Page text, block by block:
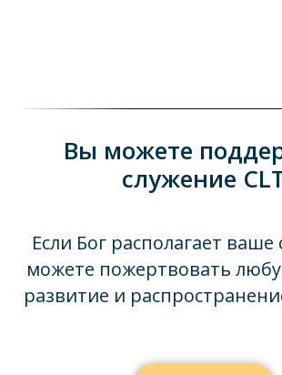
Вы можете
служение
Если Бог располагает
можете пожертвовать
развитие и